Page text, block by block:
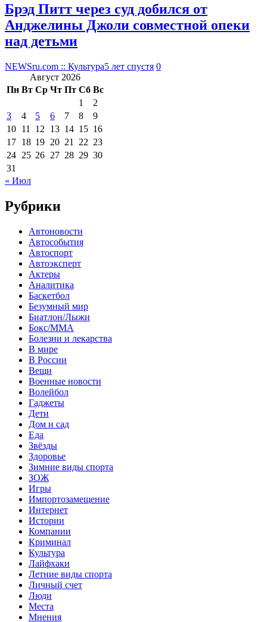
Брэд Питт через суд добился от
Анджелины Джоли совместной опеки
над детьми
NEWSru.com :: Культура5 лет спустя 0
Август 2026
Пн Вт Ср Чт Пт Сб Вс
1
2
3
4 5 6 7 8
9
10 11 12 13 14 15 16
17 18 19 20 21 22 23
24 25 26 27 28 29 30
31
« Июл
Рубрики
Автоновости
Автособытия
Автоспорт
Автоэксперт
Актеры
Аналитика
Баскетбол
Безумный мир
Биатлон/Лыжи
Бокс/MMA
Болезни и лекарства
В мире
В России
Вещи
Военные новости
Волейбол
Гаджеты
Дети
Дом и сад
Еда
Звёзды
Здоровье
Зимние виды спорта
ЗОЖ
Игры
Импортозамещение
Интернет
Истории
Компании
Криминал
Культура
Лайфхаки
Летние виды спорта
Личный счет
Люди
Места
Мнения